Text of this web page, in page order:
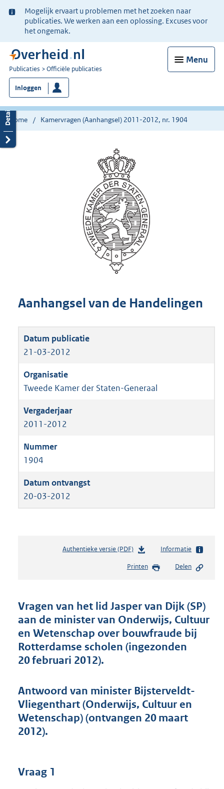
Ter
informatie:
Mogelijk ervaart u problemen met het zoeken naar
publicaties. We werken aan een oplossing. Excuses voor
het ongemak.
Menu
U
bent
nu
hier:
Publicaties Officiële publicaties
Inloggen
Home Kamervragen (Aanhangsel) 2011-2012, nr. 1904
Aanhangsel van de Handelingen
21-03-2012
Tweede Kamer der Staten-Generaal
2011-2012
1904
20-03-2012
Authentieke versie (PDF)b
s
d
s
g
r
t
e
:
4
Informatie
Printen Delen
Vragen van het lid Jasper van Dijk (SP)
aan de minister van Onderwijs, Cultuur
en Wetenschap over bouwfraude bij
Rotterdamse scholen (ingezonden
20 februari 2012).
Antwoord van minister Bijsterveldt-
Vliegenthart (Onderwijs, Cultuur en
Wetenschap) (ontvangen 20 maart
2012).
Vraag 1